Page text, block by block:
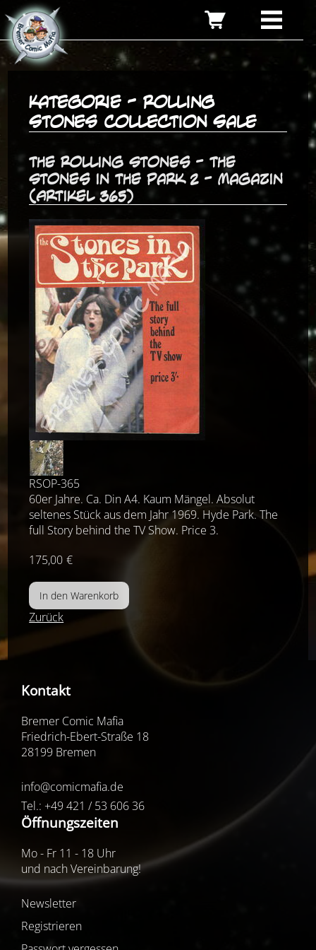
Kategorie - Rolling
Stones Collection Sale
The Rolling Stones - The
Stones in the Park 2 - Magazin
(Artikel 365)
RSOP-365
60er Jahre. Ca. Din A4. Kaum Mängel. Absolut
seltenes Stück aus dem Jahr 1969. Hyde Park. The
full Story behind the TV Show. Price 3.
175,00 €
Zurück
Kontakt
Bremer Comic Mafia
Friedrich-Ebert-Straße 18
28199 Bremen
info@comicmafia.de
Tel.: +49 421 / 53 606 36
Öffnungszeiten
Mo - Fr 11 - 18 Uhr
und nach Vereinbarung!
Newsletter
Registrieren